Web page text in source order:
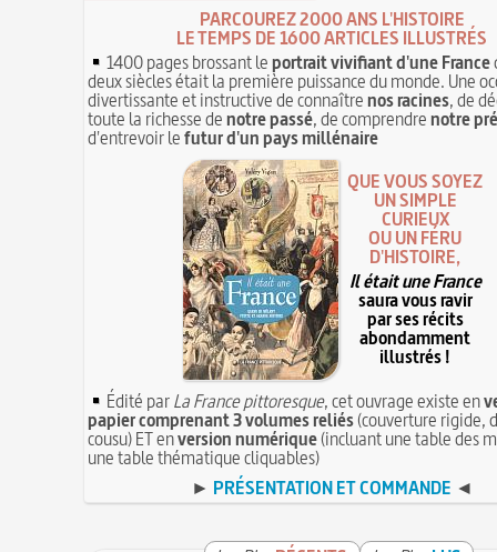
PARCOUREZ 2000 ANS L'HISTOIRE
LE TEMPS DE 1600 ARTICLES ILLUSTRÉS
1400 pages brossant leportrait vivifiant d'une France
deux siècles était la première puissance du monde. Une
divertissante et instructive de connaîtrenos racines, de
toute la richesse denotre passé, de comprendrenotre
d'entrevoir lefutur d'un pays millénaire
QUE VOUS SOYEZ
UN SIMPLE
CURIEUX
OU UN FÉRU
D'HISTOIRE,
Il était une France
saura vous ravir
par ses récits
abondamment
illustrés !
Édité parLa France pittoresque, cet ouvrage existe en
papier comprenant 3 volumes reliés(couverture rigide,
cousu) ET enversion numérique(incluant une table des
une table thématique cliquables)
► PRÉSENTATION ET COMMANDE ◄